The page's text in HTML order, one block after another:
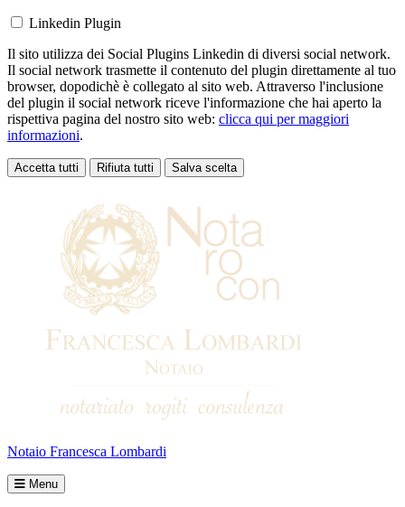
Linkedin Plugin
Il sito utilizza dei Social Plugins Linkedin di diversi social network.
Il social network trasmette il contenuto del plugin direttamente al tuo
browser, dopodichè è collegato al sito web. Attraverso l'inclusione
del plugin il social network riceve l'informazione che hai aperto la
rispettiva pagina del nostro sito web: clicca qui per maggiori
informazioni.
Accetta tutti Rifiuta tutti Salva scelta
Notaio Francesca Lombardi
Menu